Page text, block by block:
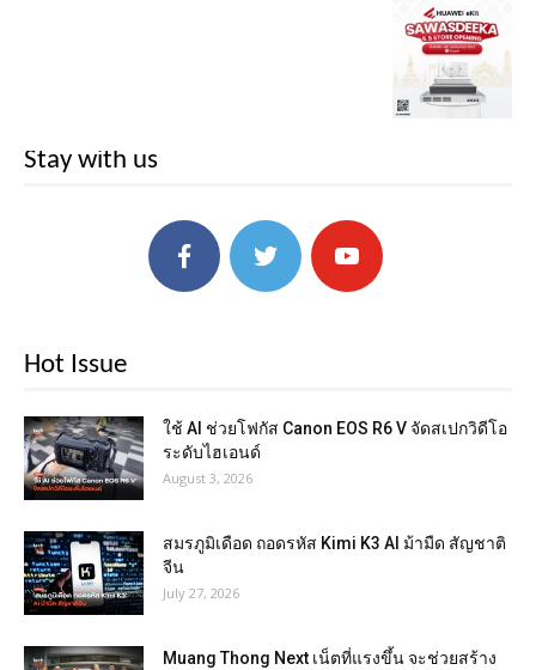
Stay with us
Hot Issue
ใช้ AI ช่วยโฟกัส Canon EOS R6 V จัดสเปกวิดีโอ
ระดับไฮเอนด์
August 3, 2026
สมรภูมิเดือด ถอดรหัส Kimi K3 AI ม้ามืด สัญชาติ
จีน
July 27, 2026
Muang Thong Next เน็ตที่แรงขึ้น จะช่วยสร้าง